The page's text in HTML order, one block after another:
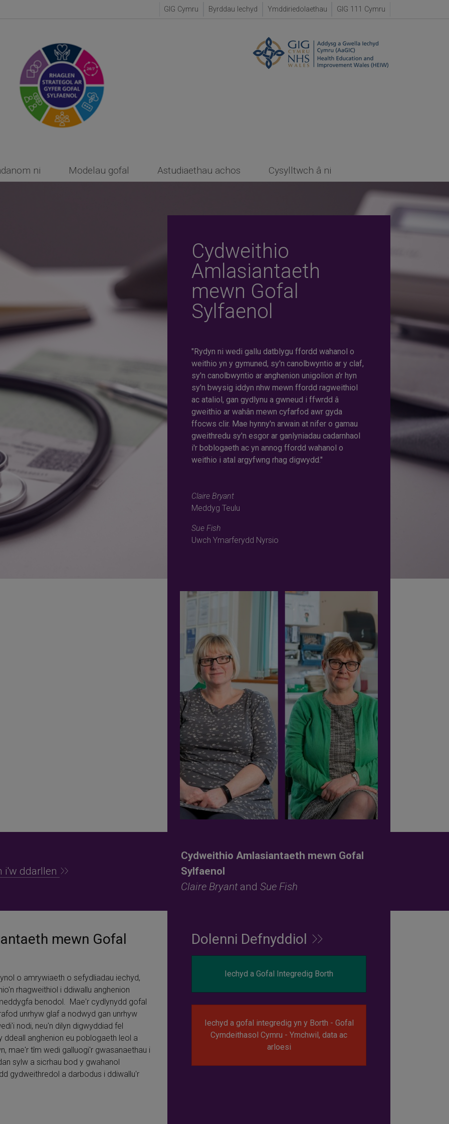
GIG Cymru Byrddau Iechyd Ymddiriedolaethau GIG 111 Cymru
ni Modelau gofal Astudiaethau achos Cysylltwch â ni
Cydweithio
Amlasiantaeth
mewn Gofal
Sylfaenol
"Rydyn ni wedi gallu datblygu ffordd wahanol o
weithio yn y gymuned, sy'n canolbwyntio ar y claf,
sy'n canolbwyntio ar anghenion unigolion a'r hyn
sy'n bwysig iddyn nhw mewn ffordd ragweithiol
ac ataliol, gan gydlynu a gwneud i ffwrdd â
gweithio ar wahân mewn cyfarfod awr gyda
ffocws clir. Mae hynny'n arwain at nifer o gamau
gweithredu sy'n esgor ar ganlyniadau cadarnhaol
i'r boblogaeth ac yn annog ffordd wahanol o
weithio i atal argyfwng rhag digwydd."
Claire Bryant
Meddyg Teulu
Sue Fish
Uwch Ymarferydd Nyrsio
i'w ddarllen
Cydweithio Amlasiantaeth mewn Gofal
Sylfaenol
Claire Bryantand Sue Fish
mewn Gofal
o amrywiaeth o sefydliadau iechyd,
rhagweithiol i ddiwallu anghenion
benodol. Mae'r cydlynydd gofal
unrhyw glaf a nodwyd gan unrhyw
nodi, neu'n dilyn digwyddiad fel
ddeall anghenion eu poblogaeth leol a
mae'r tîm wedi galluogi'r gwasanaethau i
sylw a sicrhau bod y gwahanol
gydweithredol a darbodus i ddiwallu'r
Dolenni Defnyddiol
Iechyd a Gofal Integredig Borth
Iechyd a gofal integredig yn y Borth - Gofal
Cymdeithasol Cymru - Ymchwil, data ac
arloesi